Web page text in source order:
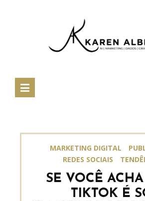
MARKETING DIGITAL
REDES SOCIAIS
SE VOCÊ
TIKTOK É